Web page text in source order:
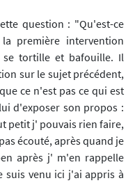
question : "Qu'est-ce
première intervention
se tortille et bafouille. Il
sur le sujet précédent,
ce n'est pas ce qui est
d'exposer son propos :
petit j' pouvais rien faire,
écouté, après quand je
après j' m'en rappelle
suis venu ici j'ai appris à